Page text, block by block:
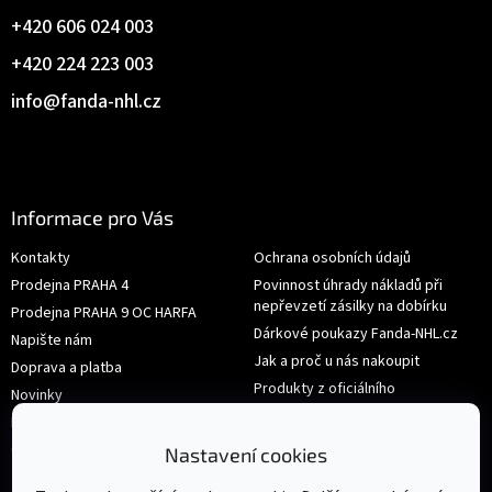
Nastavení cookies
info@fanda-nhl.cz
+420 224 223 003
+420 606 024 003
Informace pro Vás
Kontakty
Prodejna PRAHA 4
Prodejna PRAHA 9 OC HARFA
Napište nám
Doprava a platba
Novinky
Hodnocení obchodu
Obchodní podmínky
Ochrana osobních údajů
Povinnost úhrady nákladů při
nepřevzetí zásilky na dobírku
Dárkové poukazy Fanda-NHL.cz
Jak a proč u nás nakoupit
Produkty z oficiálního
shop.nhl.com
Výměna nebo vrácení zboží